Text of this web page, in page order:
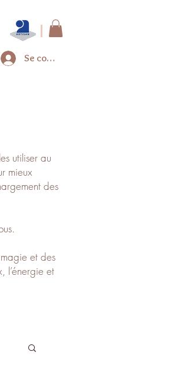
Se connecter
utiliser au
mieux
des
et des
l’énergie et